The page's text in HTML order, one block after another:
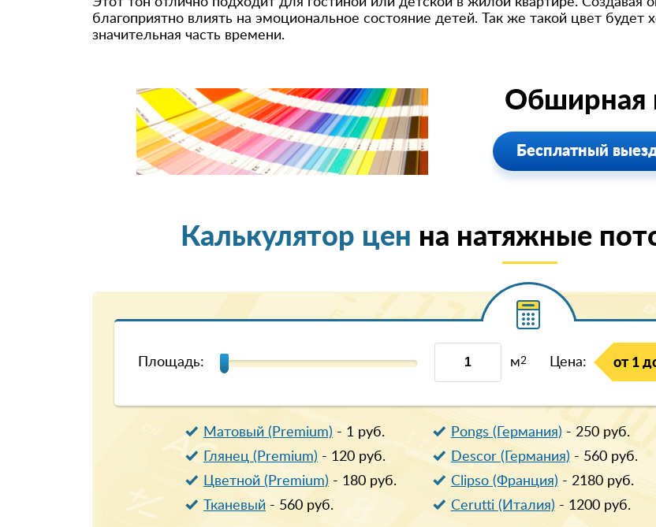
благоприятно влиять на эмоциональное состояние детей. Так же такой цвет будет
значительная часть времени.
Обширная
Бесплатный
Калькулятор цен на натяжные
Площадь: м2 Цена: от 1
Матовый (Premium) - 1руб. Pongs (Германия) - 250руб.
Глянец (Premium) - 120руб. Descor (Германия) - 560руб.
Цветной (Premium) - 180руб. Clipso (Франция) - 2180руб.
Тканевый- 560руб. Cerutti (Италия) - 1200руб.